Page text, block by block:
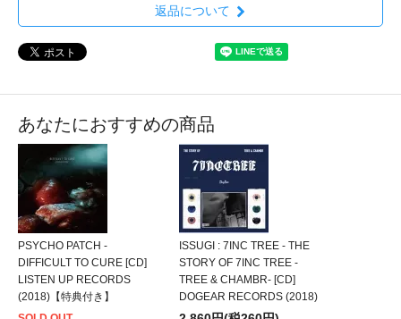
返品について
あなたにおすすめの商品
PSYCHO PATCH -
DIFFICULT TO CURE [CD]
LISTEN UP RECORDS
(2018)【特典付き】
ISSUGI : 7INC TREE - THE
STORY OF 7INC TREE -
TREE & CHAMBR- [CD]
DOGEAR RECORDS (2018)